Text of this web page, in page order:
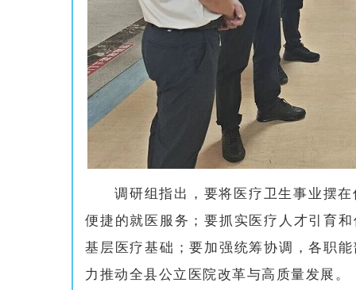
调研组指出，要将医疗卫生事业摆
便捷的就医服务；要抓实医疗人才引育
基层医疗基础；要加强统筹协调，各职
力推动全县公立医院改革与高质量发展。